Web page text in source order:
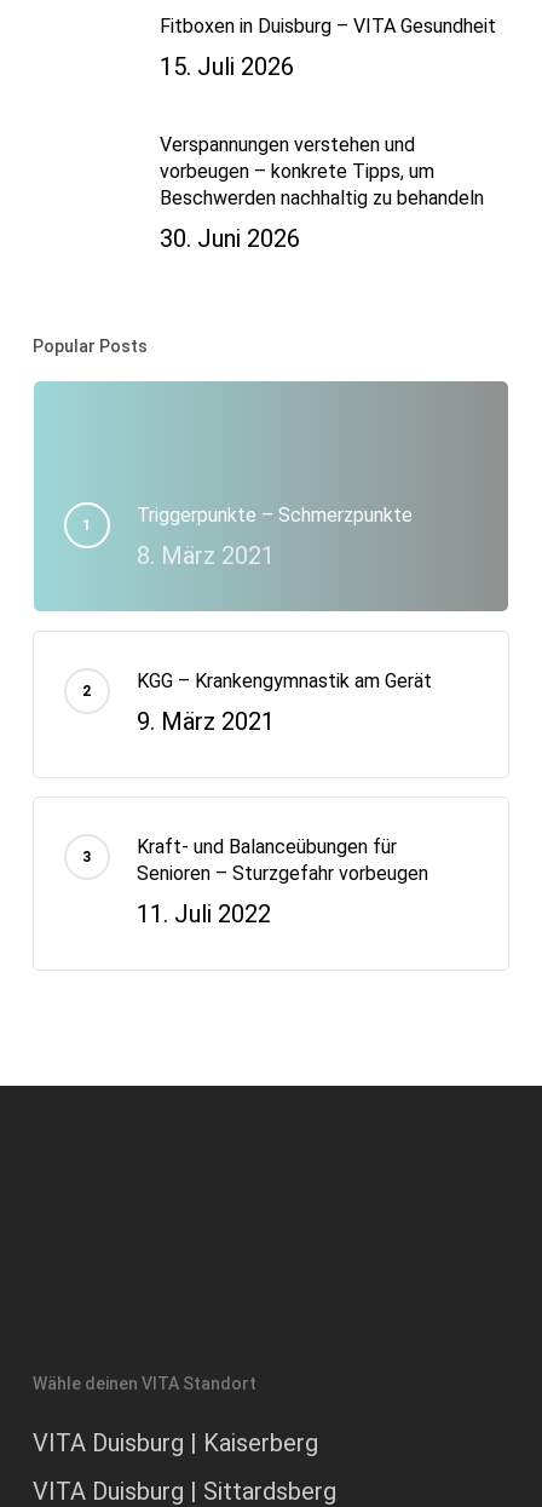
Fitboxen in Duisburg – VITA Gesundheit
15. Juli 2026
Verspannungen verstehen und
vorbeugen – konkrete Tipps, um
Beschwerden nachhaltig zu behandeln
30. Juni 2026
Popular Posts
Triggerpunkte – Schmerzpunkte
8. März 2021
KGG – Krankengymnastik am Gerät
9. März 2021
Kraft- und Balanceübungen für
Senioren – Sturzgefahr vorbeugen
11. Juli 2022
Wähle deinen VITA Standort
VITA Duisburg | Kaiserberg
VITA Duisburg | Sittardsberg